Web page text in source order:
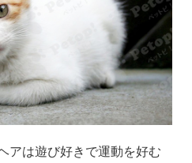
アは遊び好きで運動を好む